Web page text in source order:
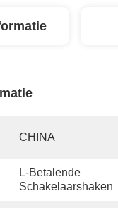
CHINA
L-Betalende
Schakelaarshaken